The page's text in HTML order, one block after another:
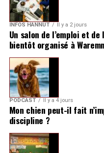
INFOS HANNUT Il y a 2 jours
Un salon de l’emploi et
bientôt organisé à
PODCAST Il y a 4 jours
Mon chien peut-il fait
discipline ?